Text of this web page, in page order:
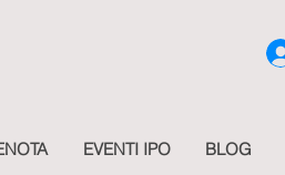
EVENTI IPO BLOG